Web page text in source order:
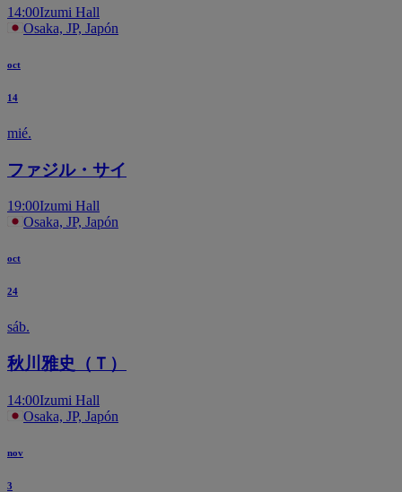
14:00Izumi Hall
Osaka, JP, Japón
oct
14
mié.
ファジル・サイ
19:00Izumi Hall
Osaka, JP, Japón
oct
24
sáb.
秋川雅史（Ｔ）
14:00Izumi Hall
Osaka, JP, Japón
nov
3